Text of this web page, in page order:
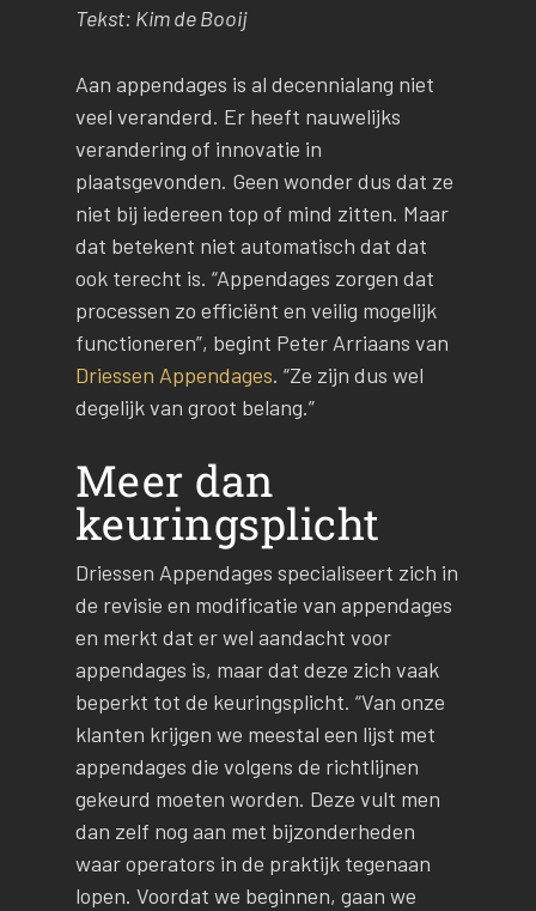
Tekst: Kim de Booij
Aan appendages is al decennialang niet
veel veranderd. Er heeft nauwelijks
verandering of innovatie in
plaatsgevonden. Geen wonder dus dat ze
niet bij iedereen top of mind zitten. Maar
dat betekent niet automatisch dat dat
ook terecht is. “Appendages zorgen dat
processen zo efficiënt en veilig mogelijk
functioneren”, begint Peter Arriaans van
Driessen Appendages. “Ze zijn dus wel
degelijk van groot belang.”
Meer dan
keuringsplicht
Driessen Appendages specialiseert zich in
de revisie en modificatie van appendages
en merkt dat er wel aandacht voor
appendages is, maar dat deze zich vaak
beperkt tot de keuringsplicht. “Van onze
klanten krijgen we meestal een lijst met
appendages die volgens de richtlijnen
gekeurd moeten worden. Deze vult men
dan zelf nog aan met bijzonderheden
waar operators in de praktijk tegenaan
lopen. Voordat we beginnen, gaan we